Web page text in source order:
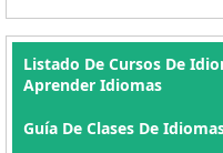
Listado De Cursos De
Aprender Idiomas
Guía De Clases De